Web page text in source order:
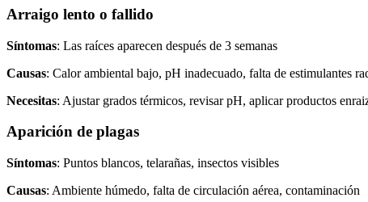
Arraigo lento o fallido
Síntomas: Las raíces aparecen después de 3 semanas
Causas: Calor ambiental bajo, pH inadecuado, falta de estimulantes
Necesitas: Ajustar grados térmicos, revisar pH, aplicar productos
Aparición de plagas
Síntomas: Puntos blancos, telarañas, insectos visibles
Causas: Ambiente húmedo, falta de circulación aérea, contaminación